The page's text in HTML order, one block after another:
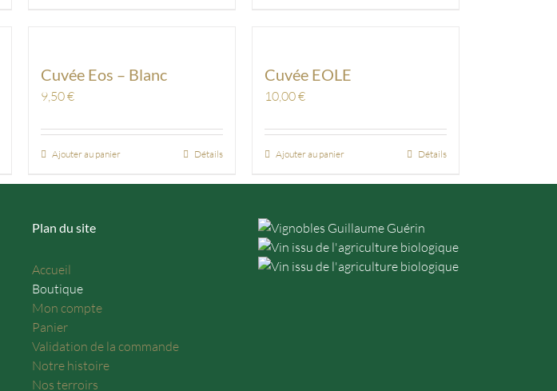
Cuvée Eos – Blanc
9,50€
Ajouter au panier Détails
Cuvée EOLE
10,00€
Ajouter au panier Détails
Plan du site
Accueil
Boutique
Mon compte
Panier
Validation de la commande
Notre histoire
Nos terroirs